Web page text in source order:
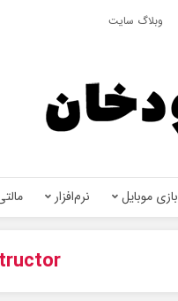
وبلاگ سایت
بازی موبایل نرم‌افزار